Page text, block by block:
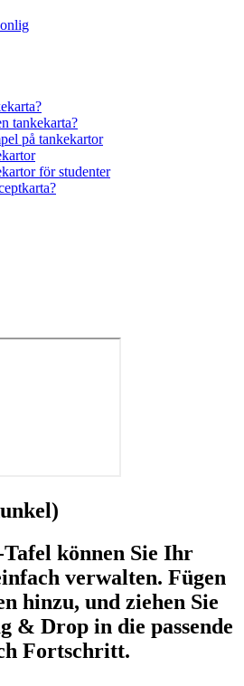
tankekarta?
på tankekartor
för studenter
können Sie Ihr
verwalten. Fügen
hinzu, und ziehen Sie
& Drop in die passende
Fortschritt.